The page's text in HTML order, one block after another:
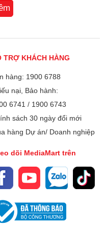
lau sau khi hút, chế độ
đa dạng lựa chọn cho
sử dụng.
sạc bổ sung năng lượng
TRỢ KHÁCH HÀNG
hàng: 1900 6788
nại, Bảo hành:
6741 / 1900 6743
sách 30 ngày đổi mới
hàng Dự án/ Doanh nghiệp
dõi MediaMart trên